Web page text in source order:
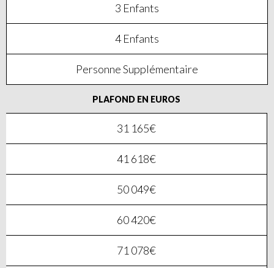
3 Enfants
4 Enfants
Personne Supplémentaire
PLAFOND EN EUROS
31 165€
41 618€
50 049€
60 420€
71 078€